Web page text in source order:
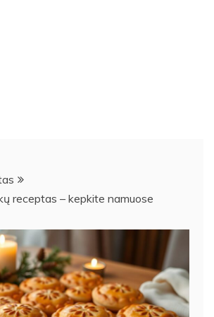
receptas – kepkite namuose